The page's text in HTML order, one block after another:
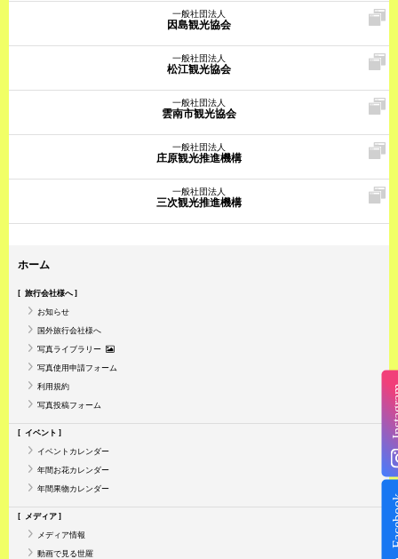
一般社団法人
因島観光協会
一般社団法人
松江観光協会
一般社団法人
雲南市観光協会
一般社団法人
庄原観光推進機構
一般社団法人
三次観光推進機構
ホーム
旅行会社様へ
お知らせ
国外旅行会社様へ
写真ライブラリー
写真使用申請フォーム
利用規約
写真投稿フォーム
イベント
イベントカレンダー
年間お花カレンダー
年間果物カレンダー
メディア
メディア情報
動画で見る世羅